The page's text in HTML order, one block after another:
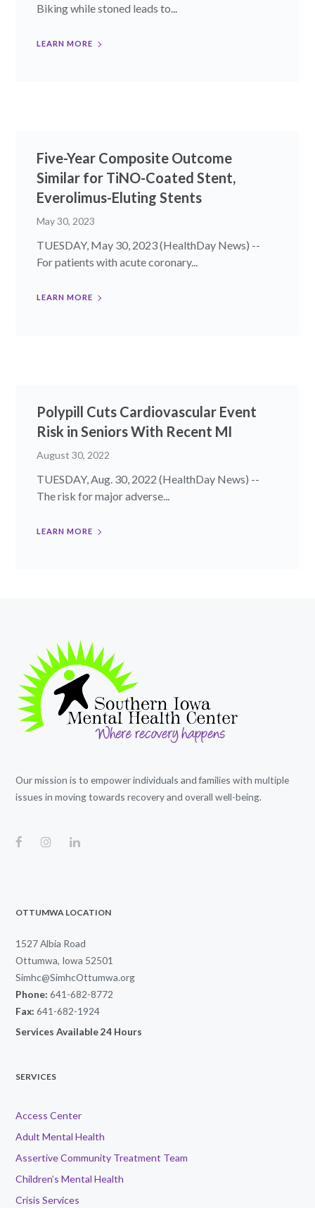
Biking while stoned leads to...
LEARN MORE
Five-Year Composite Outcome
Similar for TiNO-Coated Stent,
Everolimus-Eluting Stents
May 30, 2023
TUESDAY, May 30, 2023 (HealthDay News) --
For patients with acute coronary...
LEARN MORE
Polypill Cuts Cardiovascular Event
Risk in Seniors With Recent MI
August 30, 2022
TUESDAY, Aug. 30, 2022 (HealthDay News) --
The risk for major adverse...
LEARN MORE
Our mission is to empower individuals and families with multiple
issues in moving towards recovery and overall well-being.
OTTUMWA LOCATION
1527 Albia Road
Ottumwa, Iowa 52501
Simhc@SimhcOttumwa.org
Phone: 641-682-8772
Fax: 641-682-1924
Services Available 24 Hours
SERVICES
Access Center
Adult Mental Health
Assertive Community Treatment Team
Children’s Mental Health
Crisis Services